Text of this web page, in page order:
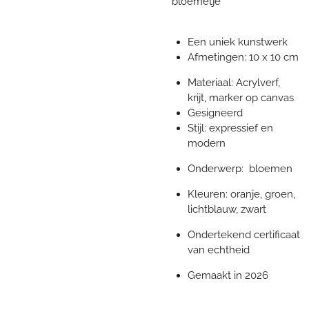
Een uniek kunstwerk
Afmetingen: 10 x 10 cm
Materiaal: Acrylverf,
krijt, marker op canvas
Gesigneerd
Stijl: expressief en
modern
Onderwerp: bloemen
Kleuren: oranje, groen,
lichtblauw, zwart
Ondertekend certificaat
van echtheid
Gemaakt in 2026